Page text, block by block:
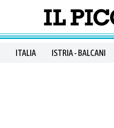
ITALIA ISTRIA - BALCANI